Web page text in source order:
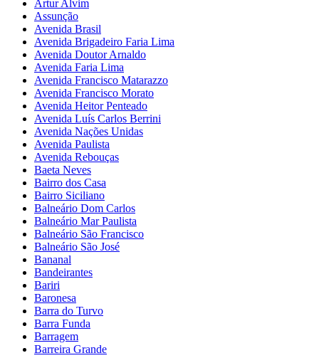
Artur Alvim
Assunção
Avenida Brasil
Avenida Brigadeiro Faria Lima
Avenida Doutor Arnaldo
Avenida Faria Lima
Avenida Francisco Matarazzo
Avenida Francisco Morato
Avenida Heitor Penteado
Avenida Luís Carlos Berrini
Avenida Nações Unidas
Avenida Paulista
Avenida Rebouças
Baeta Neves
Bairro dos Casa
Bairro Siciliano
Balneário Dom Carlos
Balneário Mar Paulista
Balneário São Francisco
Balneário São José
Bananal
Bandeirantes
Bariri
Baronesa
Barra do Turvo
Barra Funda
Barragem
Barreira Grande